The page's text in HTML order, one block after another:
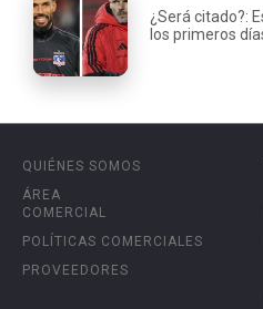
¿Será citado?:
los primeros
QUIÉNES SOMOS
ÁREA
COMERCIAL
POLÍTICAS COMERCIALES
PROVEEDORES